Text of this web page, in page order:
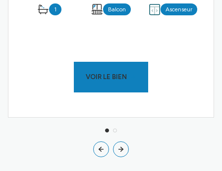
1 Balcon Ascenseur
VOIR LE BIEN